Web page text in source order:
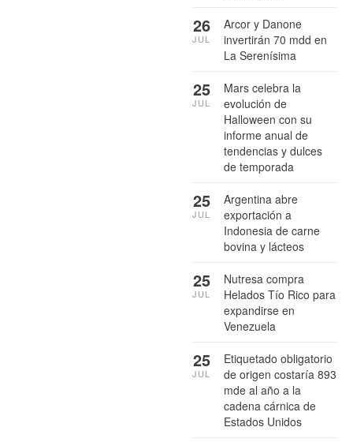
Arcor y Danone
invertirán 70 mdd en
La Serenísima
26
JUL
Mars celebra la
evolución de
Halloween con su
informe anual de
tendencias y dulces
de temporada
25
JUL
Argentina abre
exportación a
Indonesia de carne
bovina y lácteos
25
JUL
Nutresa compra
Helados Tío Rico para
expandirse en
Venezuela
25
JUL
Etiquetado obligatorio
de origen costaría 893
mde al año a la
cadena cárnica de
Estados Unidos
25
JUL